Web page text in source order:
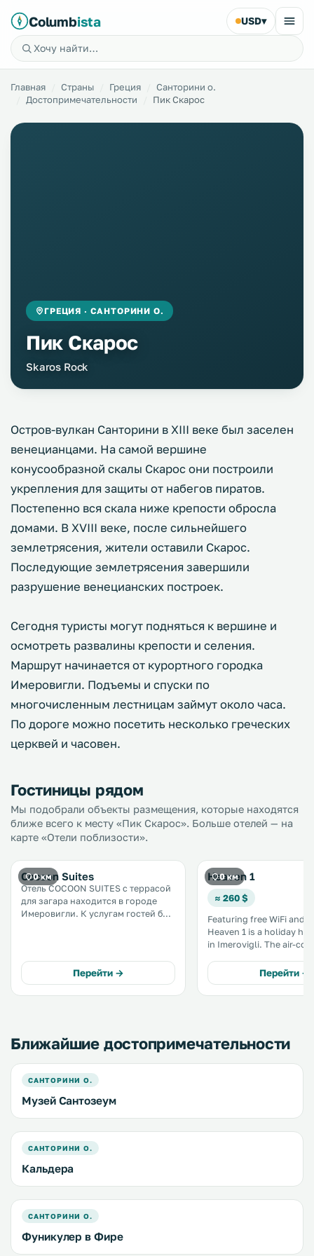
Columbista USD▾
Главная Страны Греция
Санторини о.
Достопримечательности
Пик Скарос
ГРЕЦИЯ · САНТОРИНИ О.
Пик Скарос
Skaros Rock
Остров-вулкан Санторини в XIII веке был заселен
венецианцами. На самой вершине
конусообразной скалы Скарос они построили
укрепления для защиты от набегов пиратов.
Постепенно вся скала ниже крепости обросла
домами. В XVIII веке, после сильнейшего
землетрясения, жители оставили Скарос.
Последующие землетрясения завершили
разрушение венецианских построек.
Сегодня туристы могут подняться к вершине и
осмотреть развалины крепости и селения.
Маршрут начинается от курортного городка
Имеровигли. Подъемы и спуски по
многочисленным лестницам займут около часа.
По дороге можно посетить несколько греческих
церквей и часовен.
Гостиницы рядом
Мы подобрали объекты размещения, которые находятся
ближе всего к месту «Пик Скарос». Больше отелей — на
карте «Отели поблизости».
0 км
Cocoon Suites
Отель COCOON SUITES с террасой
для загара находится в городе
Имеровигли. К услугам гостей бар
Также номера оснащены
Перейти →
0 км
Heaven 1
≈ 260 $
Featuring free WiFi and
Heaven 1 is a holiday
in Imerovigli. The air-conditioned
There is a dining area
complete with an oven
microwave. .
Перейти →
Ближайшие достопримечательности
САНТОРИНИ О.
Музей Сантозеум
САНТОРИНИ О.
Кальдера
САНТОРИНИ О.
Фуникулер в Фире